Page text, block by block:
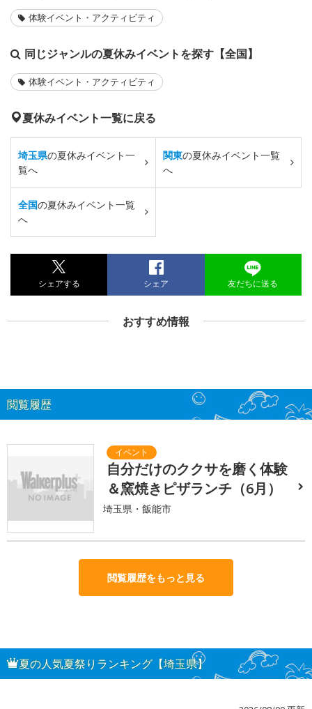
体験イベント・アクティビティ
同じジャンルの夏休みイベントを探す【全国】
体験イベント・アクティビティ
夏休みイベント一覧に戻る
埼玉県の夏休みイベント一
覧へ
関東の夏休みイベント一覧
へ
全国の夏休みイベント一覧
へ
シェアする シェア 友だちに送る
おすすめ情報
閲覧履歴
自分だけのククサを磨く体験
＆窯焼きピザランチ（6月）
埼玉県・飯能市
閲覧履歴をもっと見る
夏の人気夏祭りランキング【埼玉県】